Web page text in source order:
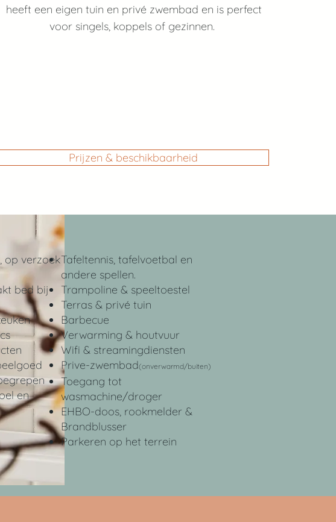
heeft een eigen tuin en privé zwembad en is perfect
voor singels, koppels of gezinnen.
Prijzen & beschikbaarheid
op verzoek
bed bij
en
Tafeltennis, tafelvoetbal en
andere spellen.
Trampoline & speeltoestel
Terras & privé tuin
Barbecue
Verwarming & houtvuur
Wifi & streamingdiensten
Prive-zwembad(onverwarmd/buiten)
Toegang tot
wasmachine/droger
EHBO-doos, rookmelder &
Brandblusser
Parkeren op het terrein